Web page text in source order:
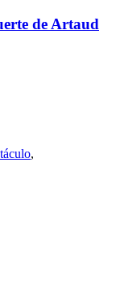
de Artaud
,